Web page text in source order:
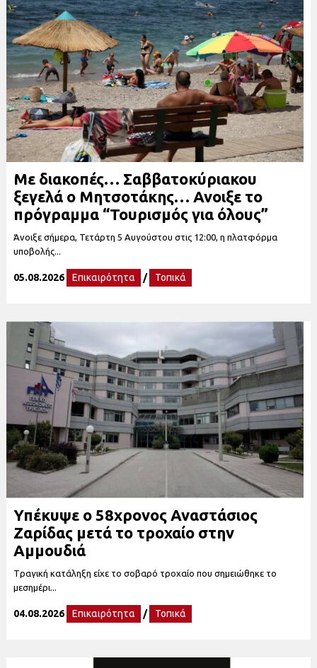
Με διακοπές… Σαββατοκύριακου
ξεγελά ο Μητσοτάκης… Ανοιξε το
πρόγραμμα “Τουρισμός για όλους”
Άνοιξε σήμερα, Τετάρτη 5 Αυγούστου στις 12:00, η πλατφόρμα
υποβολής...
05.08.2026 Επικαιρότητα / Τοπικά
Υπέκυψε ο 58χρονος Αναστάσιος
Ζαρίδας μετά το τροχαίο στην
Αμμουδιά
Tραγική κατάληξη είχε το σοβαρό τροχαίο που σημειώθηκε το
μεσημέρι...
04.08.2026 Επικαιρότητα / Τοπικά